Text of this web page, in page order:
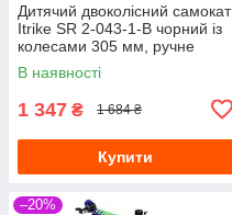
Дитячий двоколісний самокат
Itrike SR 2-043-1-B чорний із
колесами 305 мм, ручне
гальмо
В наявності
1 347 ₴ 1 684 ₴
Купити
–20%